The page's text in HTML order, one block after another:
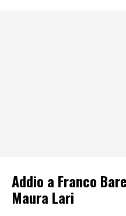
Addio a Franco
Maura Lari